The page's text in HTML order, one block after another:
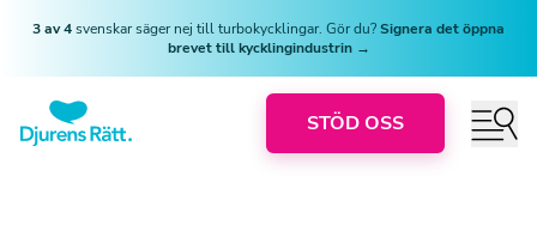
3 av 4svenskar säger nej till turbokycklingar. Gör du?Signera det öppna
brevet till kycklingindustrin →
STÖD OSS